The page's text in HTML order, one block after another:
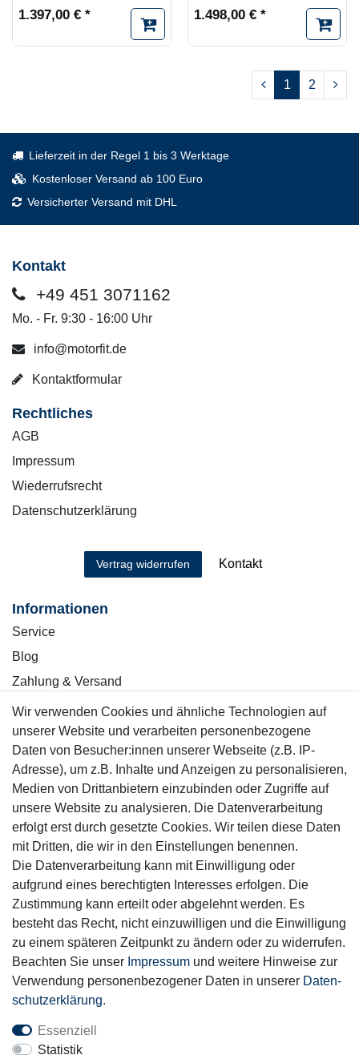
1.397,00 € * 1.498,00 € *
1 2
Lieferzeit in der Regel 1 bis 3 Werktage
Kostenloser Versand ab 100 Euro
Versicherter Versand mit DHL
Kontakt
+49 451 3071162
Mo. - Fr. 9:30 - 16:00 Uhr
info@motorfit.de
Kontaktformular
Rechtliches
AGB
Impressum
Wiederrufsrecht
Datenschutzerklärung
Vertrag widerrufen Kontakt
Informationen
Service
Blog
Zahlung & Versand
Sicher einkaufen
Mitglied
Motor-Fit
© Copyright 2026 | Alle Rechte vorbehalten.
Wir verwenden Cookies und ähnliche Technologien auf
unserer Website und verarbeiten personenbezogene
Daten von Besucher:innen unserer Webseite (z.B. IP-
Adresse), um z.B. Inhalte und Anzeigen zu personalisieren,
Medien von Drittanbietern einzubinden oder Zugriffe auf
unsere Website zu analysieren. Die Datenverarbeitung
erfolgt erst durch gesetzte Cookies. Wir teilen diese Daten
mit Dritten, die wir in den Einstellungen benennen.
Die Datenverarbeitung kann mit Einwilligung oder
aufgrund eines berechtigten Interesses erfolgen. Die
Zustimmung kann erteilt oder abgelehnt werden. Es
besteht das Recht, nicht einzuwilligen und die Einwilligung
zu einem späteren Zeitpunkt zu ändern oder zu widerrufen.
Beachten Sie unser Impressum und weitere Hinweise zur
Verwendung personenbezogener Daten in unserer Daten­
schutz­erklärung.
Essenziell
Statistik